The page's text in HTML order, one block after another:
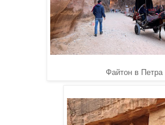
Файтон в Петра